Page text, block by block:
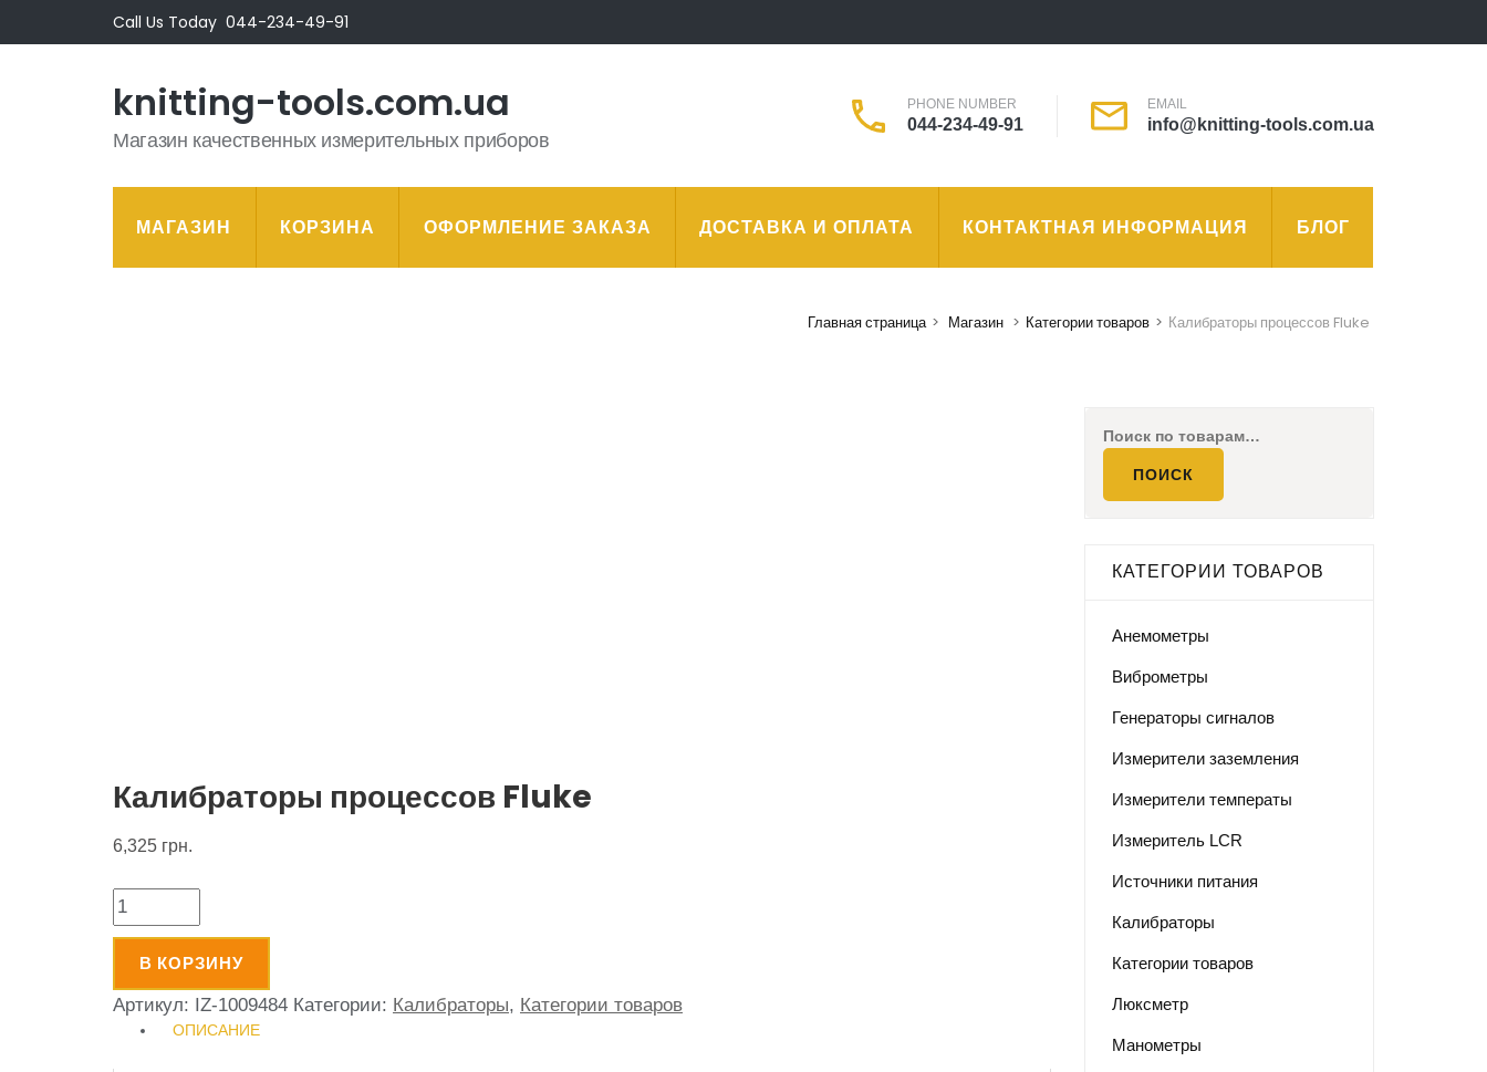
к
Call Us Today 044-234-49-91
knitting-tools.com.ua
Магазин качественных измерительных приборов
PHONE NUMBER
044-234-49-91
EMAIL
info@knitting-tools.com.ua
МАГАЗИН КОРЗИНА ОФОРМЛЕНИЕ ЗАКАЗА ДОСТАВКА И ОПЛАТА КОНТАКТНАЯ ИНФОРМАЦИЯ БЛОГ
Главная страница > Магазин > Категории товаров > Калибраторы процессов Fluke
Калибраторы процессов Fluke
6,325 грн.
Количество
В КОРЗИНУ
Артикул: IZ-1009484 Категории: Калибраторы, Категории товаров
ОПИСАНИЕ
ПОИСК
КАТЕГОРИИ ТОВАРОВ
Анемометры
Виброметры
Генераторы сигналов
Измерители заземления
Измерители температы
Измеритель LCR
Источники питания
Калибраторы
Категории товаров
Люксметр
Манометры